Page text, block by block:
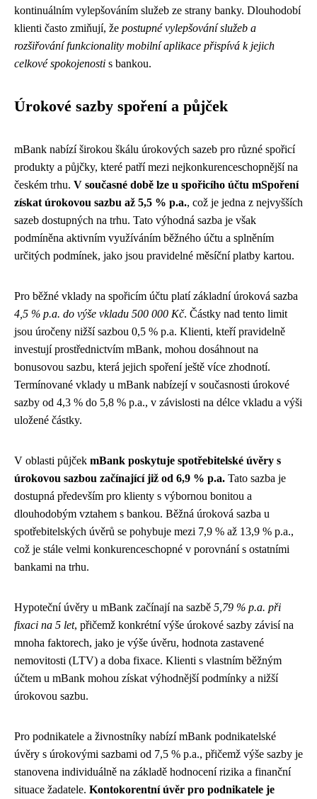
kontinuálním vylepšováním služeb ze strany banky. Dlouhodobí
klienti často zmiňují, že postupné vylepšování služeb a
rozšiřování funkcionality mobilní aplikace přispívá k jejich
celkové spokojenosti s bankou.
Úrokové sazby spoření a půjček
mBank nabízí širokou škálu úrokových sazeb pro různé spořicí
produkty a půjčky, které patří mezi nejkonkurenceschopnější na
českém trhu. V současné době lze u spořicího účtu mSpoření
získat úrokovou sazbu až 5,5 % p.a., což je jedna z nejvyšších
sazeb dostupných na trhu. Tato výhodná sazba je však
podmíněna aktivním využíváním běžného účtu a splněním
určitých podmínek, jako jsou pravidelné měsíční platby kartou.
Pro běžné vklady na spořicím účtu platí základní úroková sazba
4,5 % p.a. do výše vkladu 500 000 Kč. Částky nad tento limit
jsou úročeny nižší sazbou 0,5 % p.a. Klienti, kteří pravidelně
investují prostřednictvím mBank, mohou dosáhnout na
bonusovou sazbu, která jejich spoření ještě více zhodnotí.
Termínované vklady u mBank nabízejí v současnosti úrokové
sazby od 4,3 % do 5,8 % p.a., v závislosti na délce vkladu a výši
uložené částky.
V oblasti půjček mBank poskytuje spotřebitelské úvěry s
úrokovou sazbou začínající již od 6,9 % p.a. Tato sazba je
dostupná především pro klienty s výbornou bonitou a
dlouhodobým vztahem s bankou. Běžná úroková sazba u
spotřebitelských úvěrů se pohybuje mezi 7,9 % až 13,9 % p.a.,
což je stále velmi konkurenceschopné v porovnání s ostatními
bankami na trhu.
Hypoteční úvěry u mBank začínají na sazbě 5,79 % p.a. při
fixaci na 5 let, přičemž konkrétní výše úrokové sazby závisí na
mnoha faktorech, jako je výše úvěru, hodnota zastavené
nemovitosti (LTV) a doba fixace. Klienti s vlastním běžným
účtem u mBank mohou získat výhodnější podmínky a nižší
úrokovou sazbu.
Pro podnikatele a živnostníky nabízí mBank podnikatelské
úvěry s úrokovými sazbami od 7,5 % p.a., přičemž výše sazby je
stanovena individuálně na základě hodnocení rizika a finanční
situace žadatele. Kontokorentní úvěr pro podnikatele je